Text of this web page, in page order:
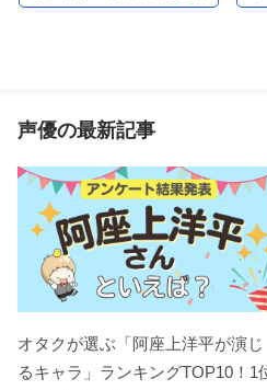
声優の最新記事
オタクが選ぶ「阿座上洋平が演じ
るキャラ」ランキングTOP10！1